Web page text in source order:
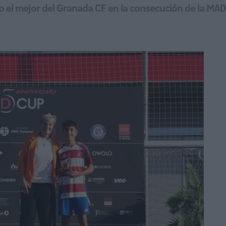
mejor del Granada CF en la consecución de la